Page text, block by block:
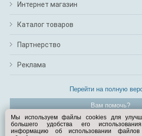
Интернет магазин
Каталог товаров
Партнерство
Реклама
Перейти на полную
Вам помочь?
© Exist.ru
Мы используем файлы cookies для
большего удобства его
информацию об использовании